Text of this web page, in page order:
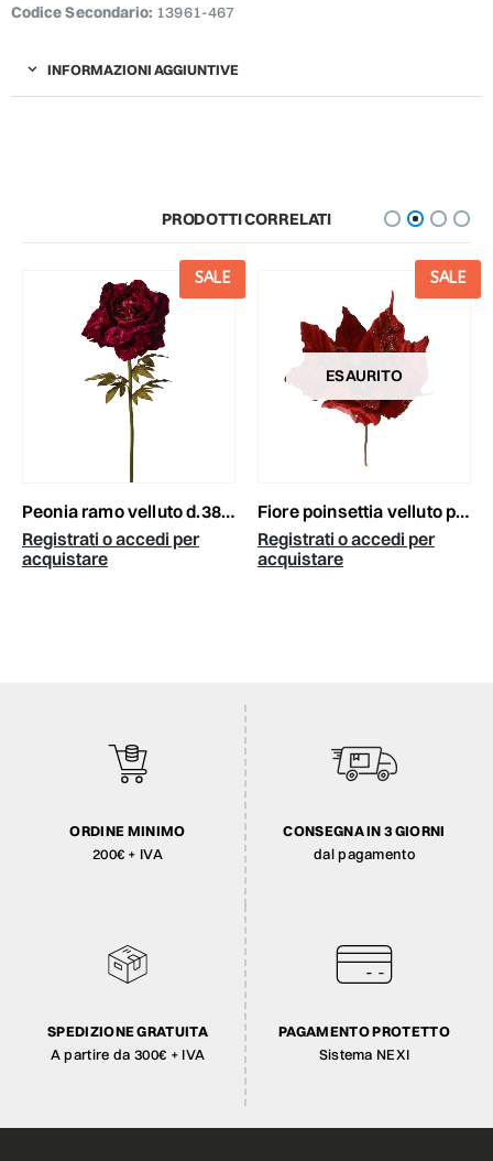
Codice Secondario: 13961-467
INFORMAZIONI AGGIUNTIVE
PRODOTTI CORRELATI
SALE
peonia ramo velluto d.38 cm h.115 cm burgundy
Registrati o accedi per
acquistare
ESAURITO
SALE
fiore poinsettia velluto pickcm.44 c/glitter rosso
Registrati o accedi per
acquistare
ORDINE MINIMO
200€ + IVA
CONSEGNA IN 3 GIORNI
dal pagamento
SPEDIZIONE GRATUITA
A partire da 300€ + IVA
PAGAMENTO PROTETTO
Sistema NEXI